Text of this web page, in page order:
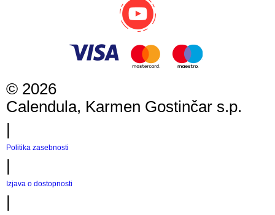
© 2026
Calendula, Karmen Gostinčar s.p.
Politika zasebnosti
Izjava o dostopnosti